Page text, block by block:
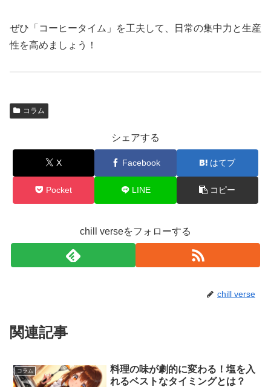
ぜひ「コーヒータイム」を工夫して、日常の集中力と生産
性を高めましょう！
コラム
シェアする
X Facebook はてブ
Pocket LINE コピー
chill verseをフォローする
chill verse
関連記事
コラム
料理の味が劇的に変わる！塩を入
れるベストなタイミングとは？